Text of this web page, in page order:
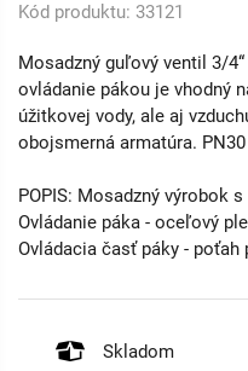
Kód produktu: 33121
Mosadzný guľový ventil 3/
ovládanie pákou je vhodný
úžitkovej vody, ale aj
obojsmerná armatúra. PN30
POPIS: Mosadzný výrobok
Ovládanie páka - oceľový
Ovládacia časť páky -
Skladom